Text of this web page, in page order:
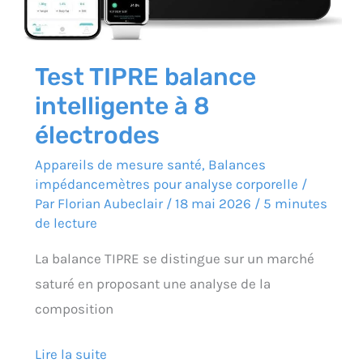
Test TIPRE balance
intelligente à 8
électrodes
Appareils de mesure santé, Balances
impédancemètres pour analyse corporelle /
Par Florian Aubeclair /18 mai 2026 / 5 minutes
de lecture
La balance TIPRE se distingue sur un marché
saturé en proposant une analyse de la
composition
Lire la suite